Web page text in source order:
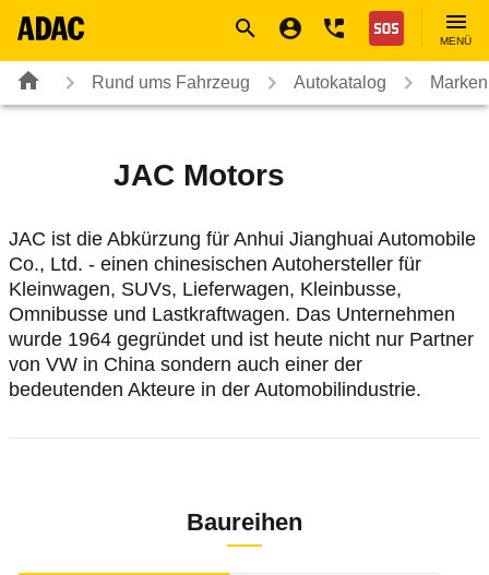
Nothilfe
MENÜ
Rund ums Fahrzeug Autokatalog
JAC Motors
JAC ist die Abkürzung für Anhui Jianghuai Automobile
Co., Ltd. - einen chinesischen Autohersteller für
Kleinwagen, SUVs, Lieferwagen, Kleinbusse,
Omnibusse und Lastkraftwagen. Das Unternehmen
wurde 1964 gegründet und ist heute nicht nur Partner
von VW in China sondern auch einer der
bedeutenden Akteure in der Automobilindustrie.
Baureihen